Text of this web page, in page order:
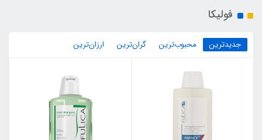
فولیکا
جدیدترین محبوب‌ترین گران‌ترین ارزان‌ترین